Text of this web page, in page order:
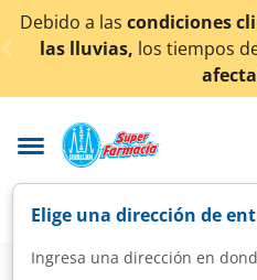
< div class="carousel-inner">
a las condiciones
las lluvias,los tiempos de
Elige una dirección de
Ingresa una dirección en
Farmacia Visual